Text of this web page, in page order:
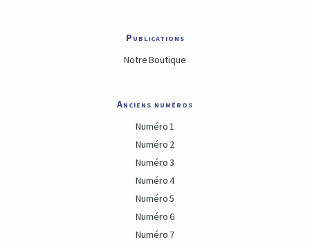
Publications
Notre Boutique
Anciens numéros
Numéro 1
Numéro 2
Numéro 3
Numéro 4
Numéro 5
Numéro 6
Numéro 7